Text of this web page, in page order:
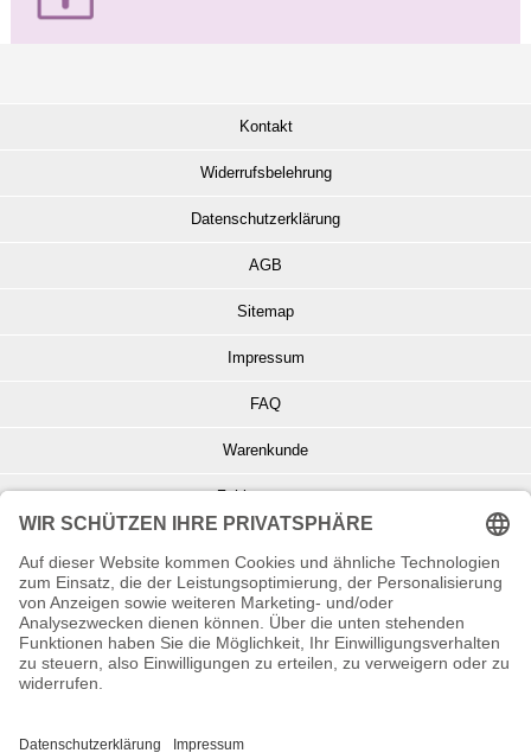
Kontakt
Widerrufsbelehrung
Datenschutzerklärung
AGB
Sitemap
Impressum
FAQ
Warenkunde
Zahlungsarten
Info zu Elektro- u. Elektronikgeräten
Batterieentsorgung
Informationen zur Echtheit von Kundenbewertungen